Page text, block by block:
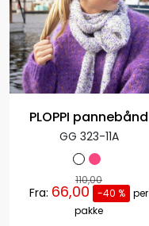
PLOPPI pannebånd
GG 323-11A
110,00
Fra: 66,00 -40 % per
pakke